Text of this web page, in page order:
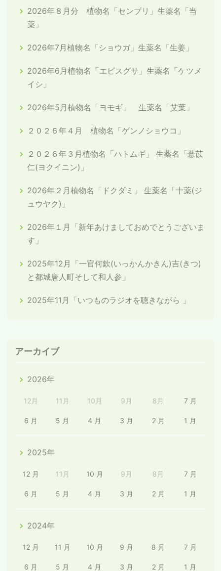
2026年８月分 植物名「センブリ」生薬名「当
薬」
2026年7月植物名「ショウガ」生薬名「生姜」
2026年6月植物名「エビスグサ」生薬名「ケツメ
イシ」
2026年5月植物名「ヨモギ」 生薬名「艾葉」
２０２６年４月 植物名「ゲンノショウコ」
２０２６年３月植物名「ハトムギ」 生薬名「薏苡
仁(ヨクイニン)」
2026年２月植物名「ドクダミ」 生薬名「十薬(ジ
ュウヤク)」
2026年１月「新年あけましておめでとうございま
す」
2025年12月「一官何欽(いっかんかきん)吉(きつ)
と都城唐人町そして和人参」
2025年11月「いつものラジオを聴きながら 」
アーカイブ
2026年
12月 11月 10月 9月 8月 7 月
6 月 5 月 4 月 3 月 2 月 1 月
2025年
12 月 11月 10 月 9月 8月 7 月
6 月 5 月 4 月 3 月 2 月 1 月
2024年
12 月 11 月 10 月 9 月 8 月 7 月
6 月 5 月 4 月 3 月 2 月 1 月